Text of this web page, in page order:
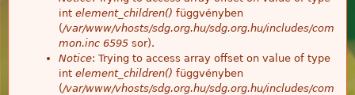
int element_children() függvényben
(/var/www/vhosts/sdg.org.hu/sdg.org.hu/includes/com
mon.inc 6595 sor).
Notice: Trying to access array offset on value of type
int element_children() függvényben
(/var/www/vhosts/sdg.org.hu/sdg.org.hu/includes/com